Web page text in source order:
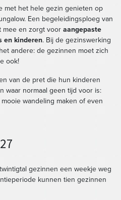
met het hele gezin genieten op
Een begeleidingsploeg van
mee en zorgt voor aangepaste
en kinderen. Bij de gezinswerking
andere: de gezinnen moet zich
ook!
van de pret die hun kinderen
waar normaal geen tijd voor is:
wandeling maken of even
gezinnen een weekje weg
kunnen tien gezinnen